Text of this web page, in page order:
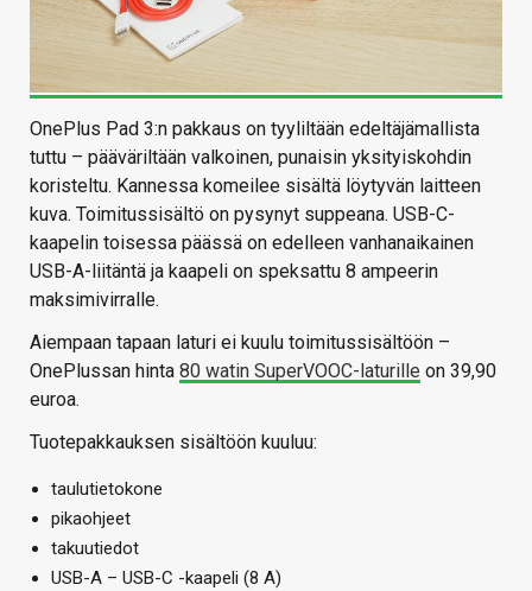
OnePlus Pad 3:n pakkaus on tyyliltään edeltäjämallista
tuttu – pääväriltään valkoinen, punaisin yksityiskohdin
koristeltu. Kannessa komeilee sisältä löytyvän laitteen
kuva. Toimitussisältö on pysynyt suppeana. USB-C-
kaapelin toisessa päässä on edelleen vanhanaikainen
USB-A-liitäntä ja kaapeli on speksattu 8 ampeerin
maksimivirralle.
Aiempaan tapaan laturi ei kuulu toimitussisältöön –
OnePlussan hinta 80 watin SuperVOOC-laturille on 39,90
euroa.
Tuotepakkauksen sisältöön kuuluu:
taulutietokone
pikaohjeet
takuutiedot
USB-A – USB-C -kaapeli (8 A)